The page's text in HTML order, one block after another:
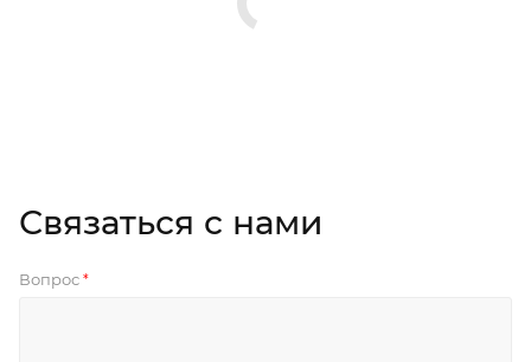
Связаться с нами
Вопрос *